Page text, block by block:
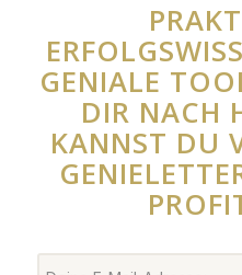
GENIALE
DIR NACH
KANNST DU